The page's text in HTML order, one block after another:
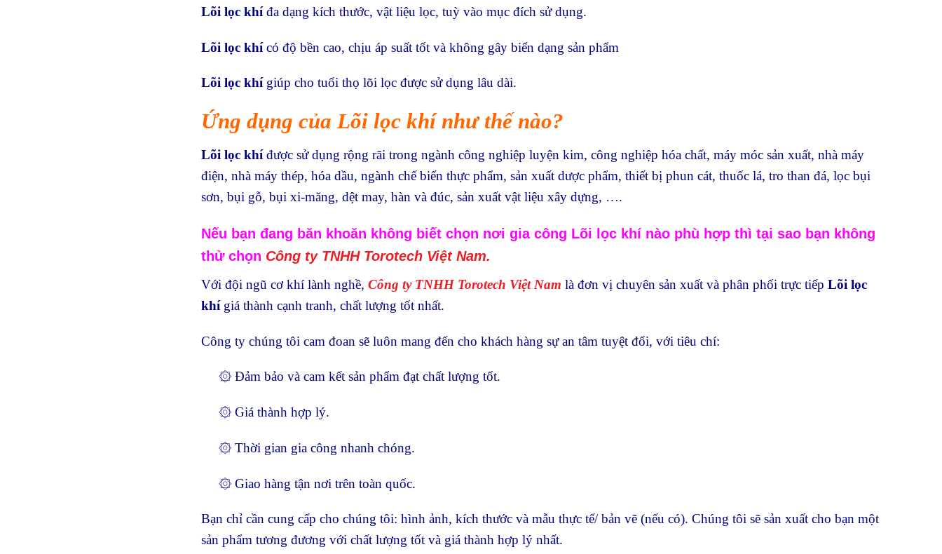
Lõi lọc khíđa dạng kích thước, vật liệu lọc, tuỳ vào mục đích sử dụng.
Lõi lọc khícó độ bền cao, chịu áp suất tốt và không gây biến dạng sản phẩm
Lõi lọc khí giúp cho tuổi thọ lõi lọc được sử dụng lâu dài.
Ứng dụng của Lõi lọc khí như thế nào?
Lõi lọc khíđược sử dụng rộng rãi trong ngành công nghiệp luyện kim, công nghiệp hóa chất, máy móc sản xuất, nhà máy
điện, nhà máy thép, hóa dầu, ngành chế biến thực phẩm, sản xuất dược phẩm, thiết bị phun cát, thuốc lá, tro than đá, lọc bụi
sơn, bụi gỗ, bụi xi-măng, dệt may, hàn và đúc, sản xuất vật liệu xây dựng, ….
Nếu bạn đang băn khoăn không biết chọn nơi gia công Lõi lọc khí nào phù hợp thì tại sao bạn không
thử chọn Công ty TNHH Torotech Việt Nam.
Với đội ngũ cơ khí lành nghề, Công ty TNHH Torotech Việt Nam là đơn vị chuyên sản xuất và phân phối trực tiếp Lõi lọc
khígiá thành cạnh tranh, chất lượng tốt nhất.
Công ty chúng tôi cam đoan sẽ luôn mang đến cho khách hàng sự an tâm tuyệt đối, với tiêu chí:
۞ Đảm bảo và cam kết sản phẩm đạt chất lượng tốt.
۞ Giá thành hợp lý.
۞ Thời gian gia công nhanh chóng.
۞ Giao hàng tận nơi trên toàn quốc.
Bạn chỉ cần cung cấp cho chúng tôi: hình ảnh, kích thước và mẫu thực tế/ bản vẽ (nếu có). Chúng tôi sẽ sản xuất cho bạn một
sản phẩm tương đương với chất lượng tốt và giá thành hợp lý nhất.